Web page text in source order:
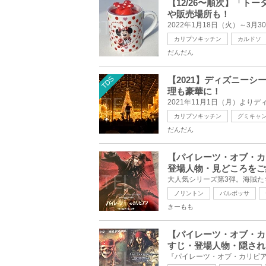
【12/26〜順次】「ト
や販売場所も！
カリプソキッチン カルドソ
だんだん
TDS
【2021】ディズニーシ
理も豪華に！
カリプソキッチン グミキャ
だんだん
【パイレーツ・オブ・
登場人物・見どころを
ノリントン バルボッサ
きーもも
【パイレーツ・オブ・
すじ・登場人物・隠さ